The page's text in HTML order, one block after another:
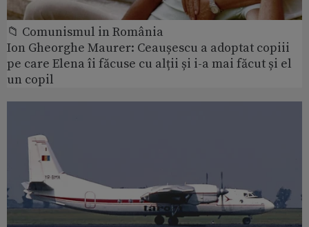
📁 Comunismul in România
Ion Gheorghe Maurer: Ceaușescu a adoptat copiii
pe care Elena îi făcuse cu alții și i-a mai făcut și el
un copil